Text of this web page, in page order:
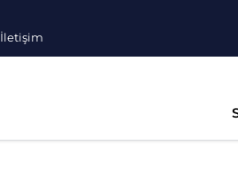
İletişim